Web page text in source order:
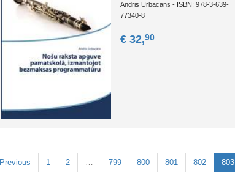
Andris Urbacāns - ISBN: 978-3-639-
77340-8
€ 32,90
Previous 1 2 … 799 800 801 802 803